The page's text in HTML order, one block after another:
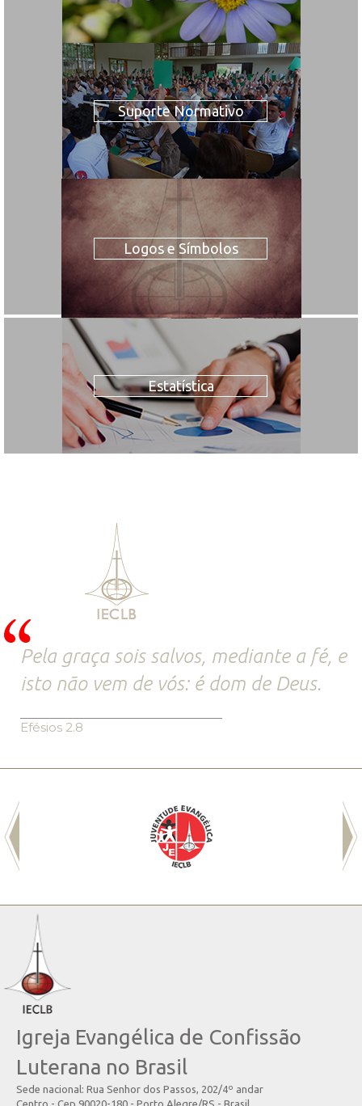
Suporte Normativo
Logos e Símbolos
Estatística
Pela graça sois salvos, mediante a fé, e
isto não vem de vós: é dom de Deus.
Efésios 2.8
Igreja Evangélica de Confissão
Luterana no Brasil
Sede nacional: Rua Senhor dos Passos, 202/4º andar
Centro - Cep 90020-180 - Porto Alegre/RS - Brasil